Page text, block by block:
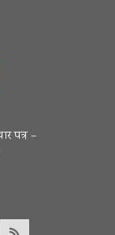
पत्र –